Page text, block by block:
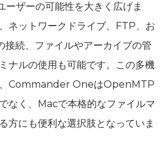
ザーの可能性を大きく広げま
ネットワークドライブ、FTP、お
接続、ファイルやアーカイブの管
ナルの使用も可能です。この多機
、Commander OneはOpenMTP
なく、Macで本格的なファイルマ
方にも便利な選択肢となっていま